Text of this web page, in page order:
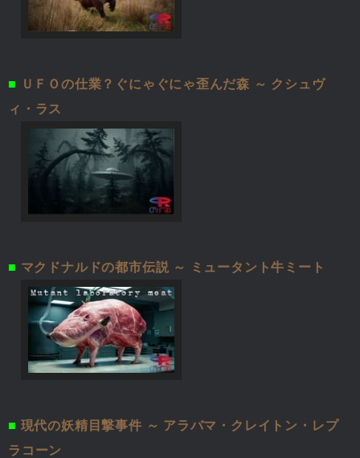
■
ＵＦＯの仕業？ぐにゃぐにゃ歪んだ森 ～ クシュヴ
ィ・ラス
■ マクドナルドの都市伝説 ～ ミュータント牛ミート
■ 現代の妖精目撃事件 ～ アラバマ・クレイトン・レプ
ラコーン